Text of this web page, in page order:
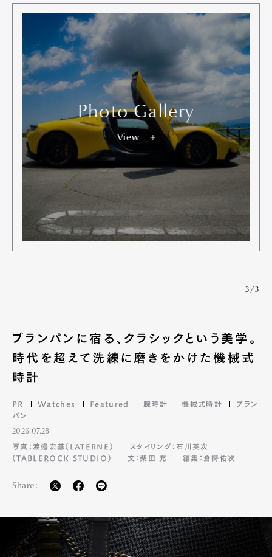
Art&Design WatchFashion
Product
Photo Gallery
View
3/3
ブランパンに宿る、クラシックという美学。
時代を超えて洗練に磨きをかけた機械式
時計
PR Watches Featured 腕時計 機械式時計
ブラン
パン
2026.07.28
写真：渡邉宏基（LATERNE）
スタイリング：石川英次
（TABLEROCK STUDIO）
文：柴田 充 編集：倉持佑次
Share: